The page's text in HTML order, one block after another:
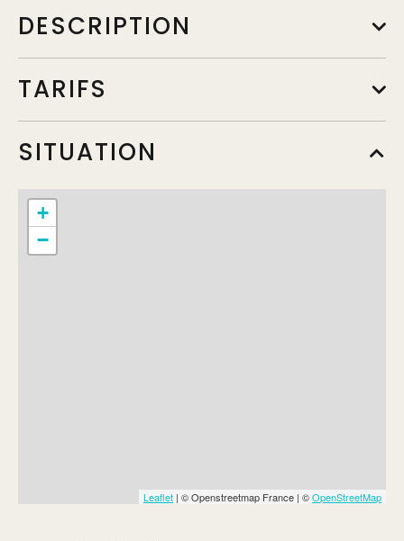
DESCRIPTION
TARIFS
SITUATION
+
−
Leaflet | © Openstreetmap France | ©OpenStreetMap